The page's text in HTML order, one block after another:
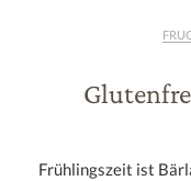
Frühlingszeit ist